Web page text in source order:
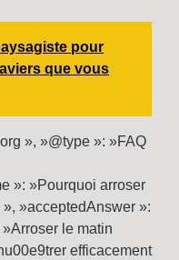
pour
que vous
», »@type »: »FAQ
»: »Pourquoi arroser
»acceptedAnswer »:
le matin
efficacement